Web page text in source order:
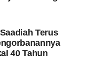
Terus
40 Tahun